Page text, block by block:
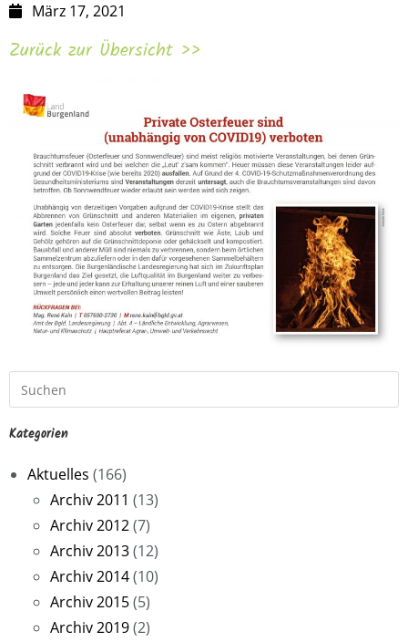
März 17, 2021
Zurück zur Übersicht >>
Kategorien
Aktuelles (166)
Archiv 2011 (13)
Archiv 2012(7)
Archiv 2013(12)
Archiv 2014(10)
Archiv 2015(5)
Archiv 2019(2)